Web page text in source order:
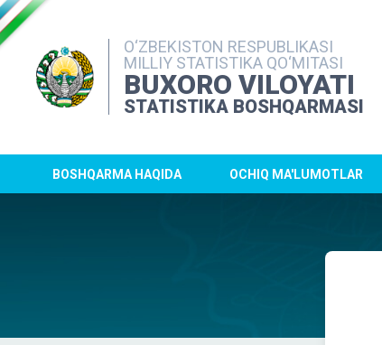
O‘ZBEKISTON RESPUBLIKASI
MILLIY STATISTIKA QO‘MITASI
BUXORO VILOYATI
STATISTIKA BOSHQARMASI
BOSHQARMA HAQIDA OCHIQ MA'LUMOTLAR